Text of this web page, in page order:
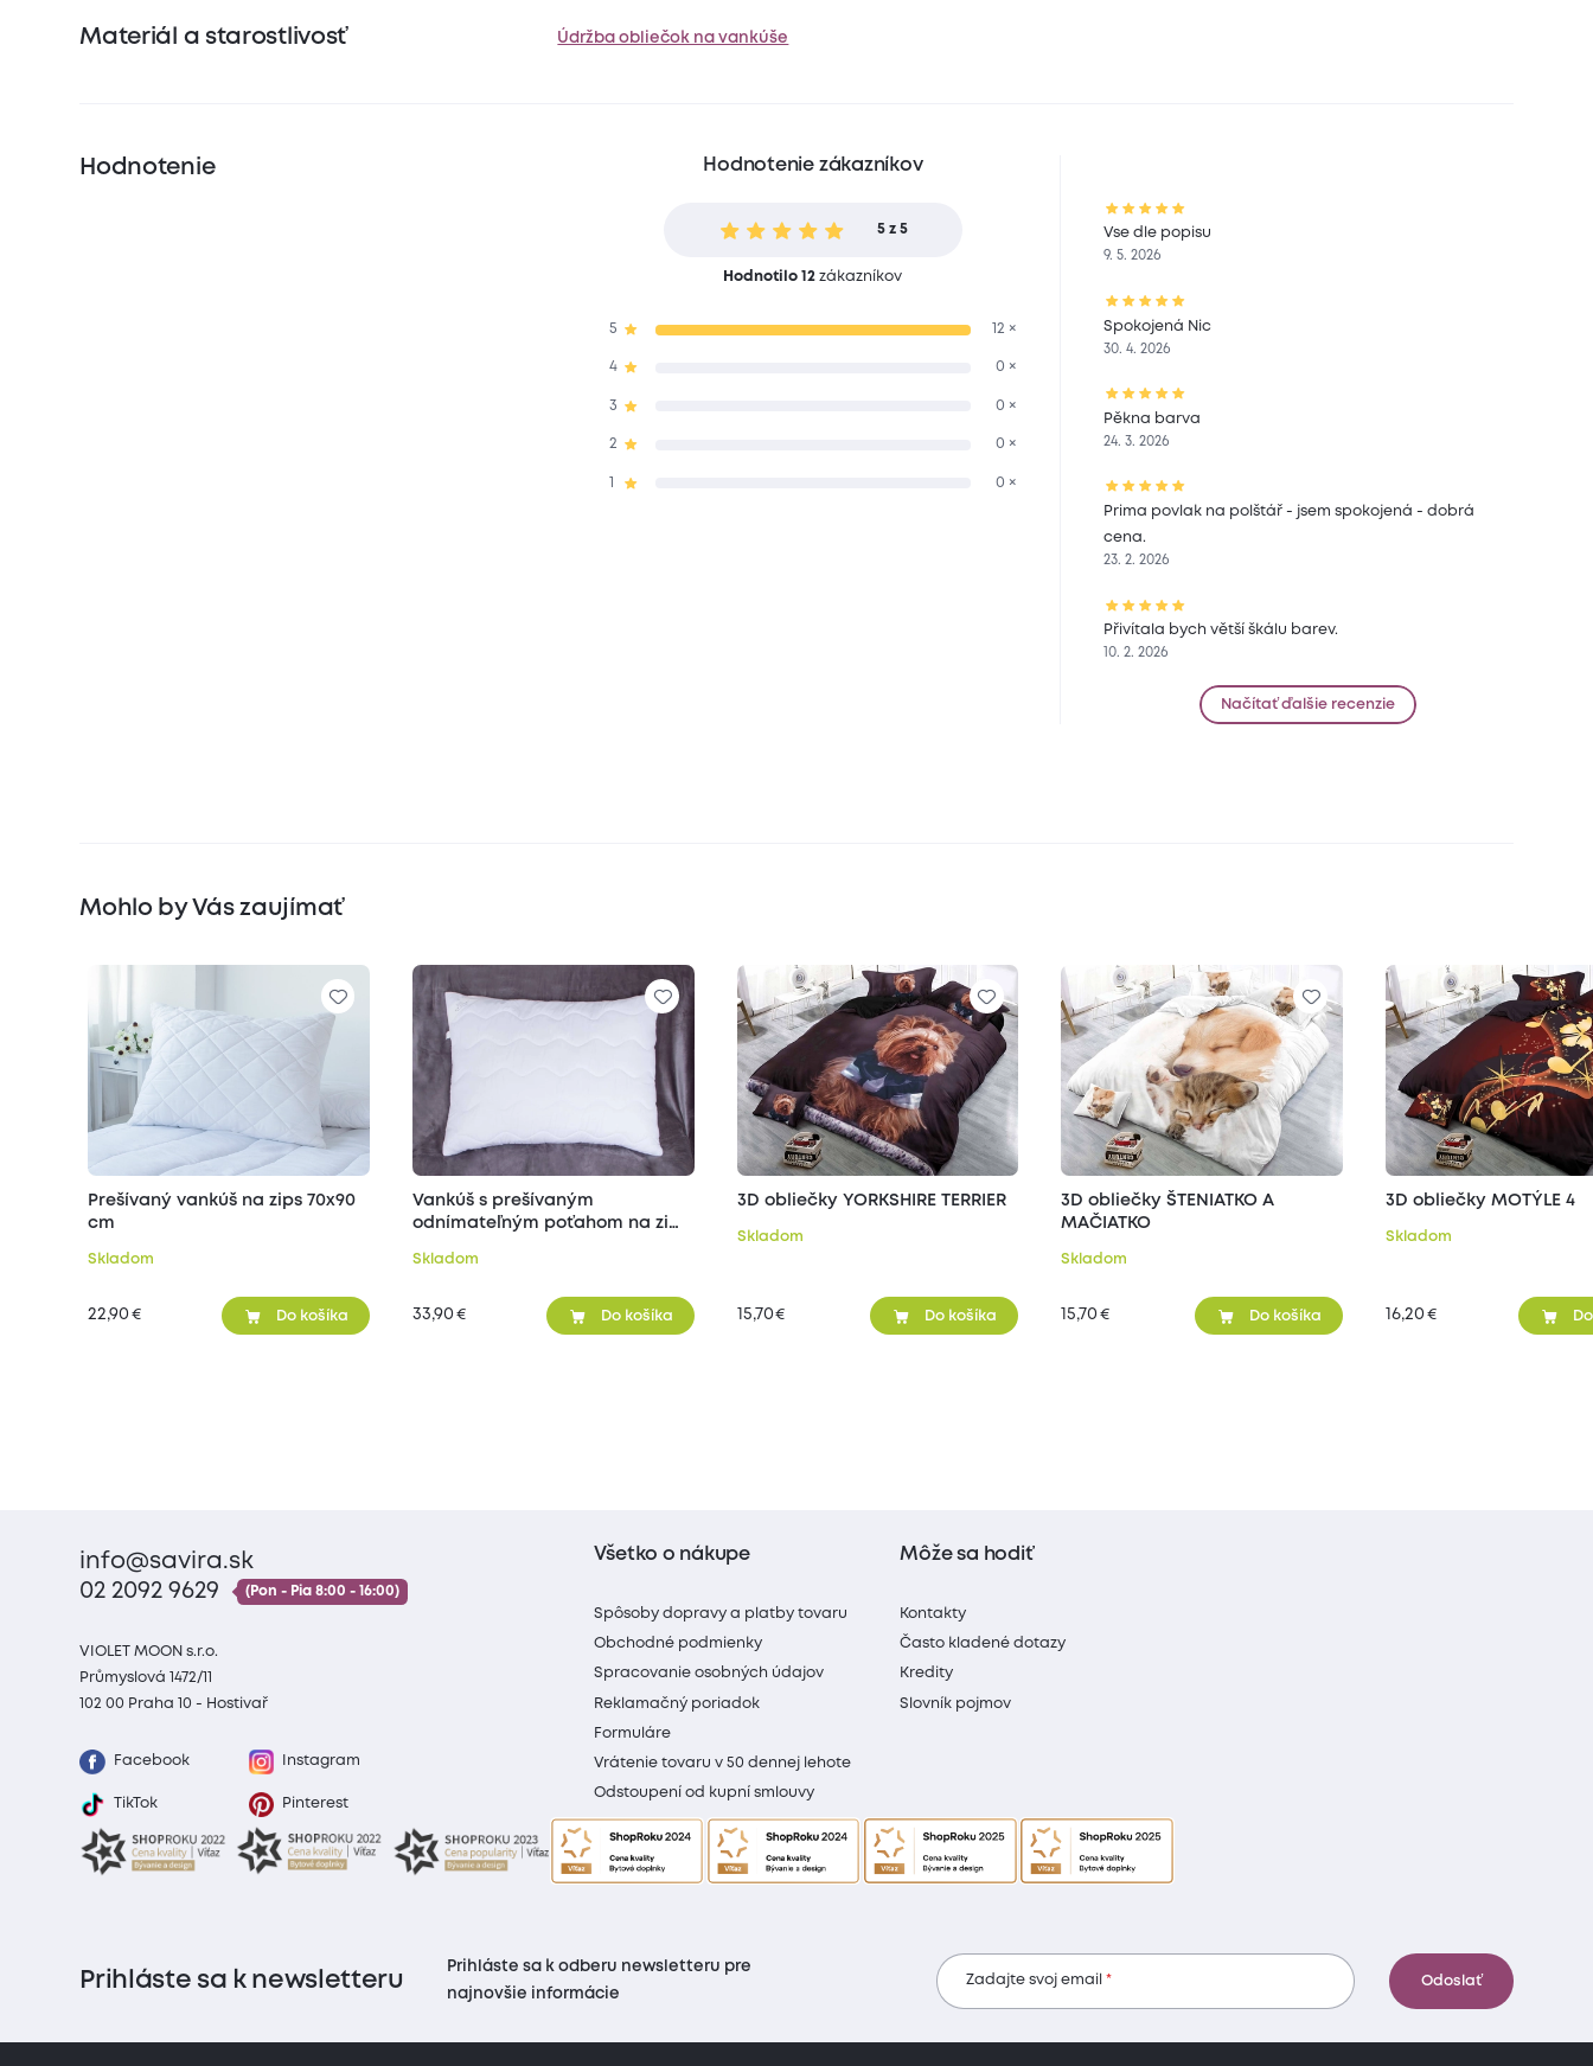
Materiál a starostlivosť Údržba obliečok na vankúše
Hodnotenie Hodnotenie zákazníkov
5 z 5
Hodnotilo 12 zákazníkov
5 12 ×
4 0 ×
3 0 ×
2 0 ×
0 ×
Vse dle popisu
9. 5. 2026
Spokojená Nic
30. 4. 2026
Pěkna barva
24. 3. 2026
Prima povlak na polštář - jsem spokojená - dobrá
cena.
23. 2. 2026
Přivítala bych větší škálu barev.
10. 2. 2026
Načítať ďalšie recenzie
Mohlo by Vás zaujímať
Prešívaný vankúš na zips 70x90
cm
Skladom
22,90 € Do košíka
Vankúš s prešívaným
odnímateľným poťahom na zips
Skladom
33,90 € Do košíka
3D obliečky YORKSHIRE TERRIER
Skladom
15,70 € Do košíka
3D obliečky ŠTENIATKO A
MAČIATKO
Skladom
15,70 € Do košíka
3D obliečky MOTÝLE 4
Skladom
16,20 €
info@savira.sk
02 2092 9629
(Pon - Pia 8:00 - 16:00)
VIOLET MOON s.r.o.
Průmyslová 1472/11
102 00 Praha 10 - Hostivař
Facebook Instagram
TikTok Pinterest
Všetko o nákupe
Spôsoby dopravy a platby tovaru
Obchodné podmienky
Spracovanie osobných údajov
Reklamačný poriadok
Formuláre
Vrátenie tovaru v 50 dennej lehote
Odstoupení od kupní smlouvy
Môže sa hodiť
Kontakty
Často kladené dotazy
Kredity
Slovník pojmov
Prihláste sa k newsletteru
Prihláste sa k odberu newsletteru pre
najnovšie informácie
Zadajte svoj email Odoslať